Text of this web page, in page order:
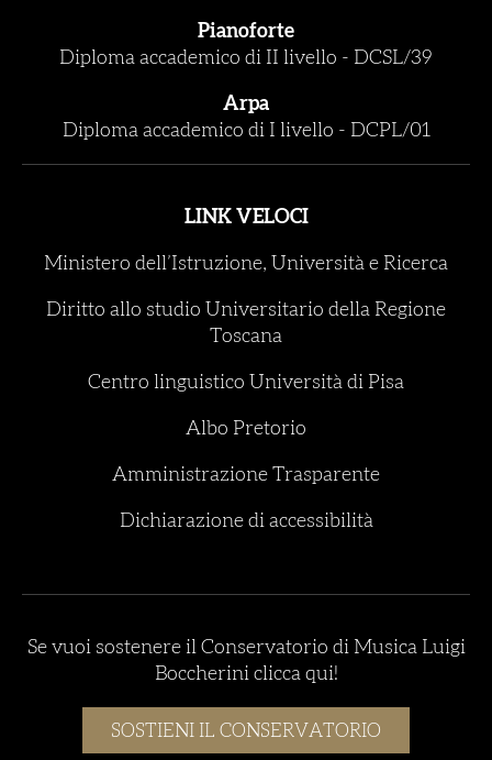
Pianoforte
Diploma accademico di II livello - DCSL/39
Arpa
Diploma accademico di I livello - DCPL/01
LINK VELOCI
Ministero dell’Istruzione, Università e Ricerca
Diritto allo studio Universitario della Regione
Toscana
Centro linguistico Università di Pisa
Albo Pretorio
Amministrazione Trasparente
Dichiarazione di accessibilità
Se vuoi sostenere il Conservatorio di Musica Luigi
Boccherini clicca qui!
SOSTIENI IL CONSERVATORIO